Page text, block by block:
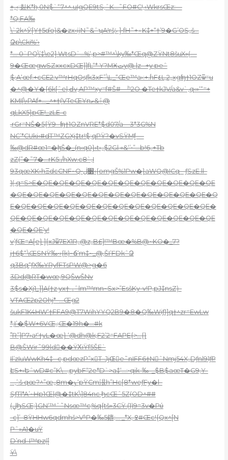
+„‹;칦K*h‚0N$`“7^^.uIgQE9tS‚ˆK…˜FO#C!,‹WkrsŒz:—
*Q:FA‰
\`2k^Ӯ[Y†5ďo)&�zx‹ĳN˜&ˆʮA!ršݺ]•fH˜+۽K‡+“†’9�G’OS„š…
Զp\Cki%‘›
*… 0`PQ\’‡\e2] WtsD`…%‘‚p>#™^\ky‰*Œq@ZŸNt8šuX»(—
9�ŒœgwSZxxcxDŒ]]fL“* Y?MӾتy@.|z –+y peˆ
$;A‘œf:+cCE2:v™rHqOsƒk3xF”\L_“Œe™a›:+.۫hF٤L‚2„xgʩ†1OZѿ=u
�^@�Y�{6k[ˆe|‚Ԁv‚AP™xy=f#Š#—ʰ2O �Te†kJV/a&v`‚q‹»‘“=+
KMI|\‹PAf+…_^+†(VTeŒYnٱ&ޠ@
qLkX5}pŒ!_zLE-c
‚rGr=NŠ�5{Ÿ9- ʩ†1OZnVRE*$d07/a—3*3G%N
NC’*CUki‹#dT™ZGXj‡tr!$;qPŸ?�vSŸMf̬ —
‰@dR#œ1=�ɮŠ�_(n‹q0}›t›„$2Gl «&‘’•”…b!6„+Tb
zZ(”�˜7�…rK5:/hXw.c8`‚I
93qœXK›hΞdcCNF~Q•׻ڶ‹{omgŠ%1Pw�}aWQ@ICq–-ƒSzE.ll–
1(,q=S>E�QE�QE�QE�QE�QE�QE�QE�QE�QE�QE�QE
�QE�QE�QE�QE�QE�QE�QE�QE�QE�QE�QE�QE�Q
E�QE�QE�QE�QE�QE�QE�QE�QE�QE�QE�QE�QE�
QE�QE�QE�QE�QE�QE�QE�QE�QE�QE�QE�QE�QE
�QE�QE‘y!
v’ƒŒ=A[e} ]{xJѿ7EX1R„@z„B£]!™Bœ�%B@~KO�_7?
j†6$“\ŒSNŸ‰•›{k)~ճ‘m‡~_@‚ŠI’FDkˆԶ
q3Bq“ƒX‰YRyfFTsPW@>g�6
3Dd@RT�wœ‚9QŠwŠNv
3$s�Xj1_]]A(†z yx†-ۦˆlm™mn~Sx>”EsšKy-v!P‚pJ‡nsZ)–
VTAŒ2p2Ohj*–…Œg2
šukF1K4HW‘†FFA9@T7WihYYQ2B9�8�Q‰Wiƒ1]q†^zr=EwLw
*‚I’�$W+6VŒ‚;Œ�19h�…#k
˭R”]P7›a!‘†yL�œ} ‘@dh@k‚F2’2=FAPE{>…{}
B@ŠWir˜99ld󎞀��ŸΧiŸf5ŠE`
Il’zIuWwKh4‡ –c‚pdœzP”xT–JjŒِe˜nIFF6†NˆNmj54X„Dƒnl91ƒŀ?
ԷS+›ԵˆwD#c”K\…,pybF“2e*D`>a‡‘…:•qik-‰–_$B$aœT�G9,Y-
…,’:š qœ?^
”œ„8m�ݸ ‘pŸCm泿h”Hc[8*weƒFy�l–
SƒT|*A’~Hp1Œ|@�‡tK\]84nc.ϦcŒˆ5Z(OD^##
(ڸϦSŒ;}GN‘™ˆ˜Nsœ™c,%q{tš»3CŸ.(1)9=3v�Pύ
-c]’–8ŸHHw6qdmhš>VʱP�‰5鎞;… _*X‚ ߐ#Œc!{Qx^[N
Pˆ»A1�uŸ
D’nd–I™pz([
Ÿ\